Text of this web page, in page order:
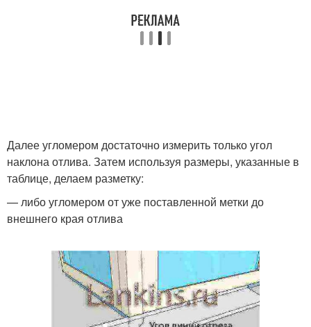
Далее угломером достаточно измерить только угол
наклона отлива. Затем используя размеры, указанные в
таблице, делаем разметку:
— либо угломером от уже поставленной метки до
внешнего края отлива